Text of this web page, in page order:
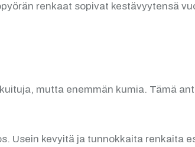
renkaat sopivat kestävyytensä
mutta enemmän kumia. Tämä
Usein kevyitä ja tunnokkaita renkaita